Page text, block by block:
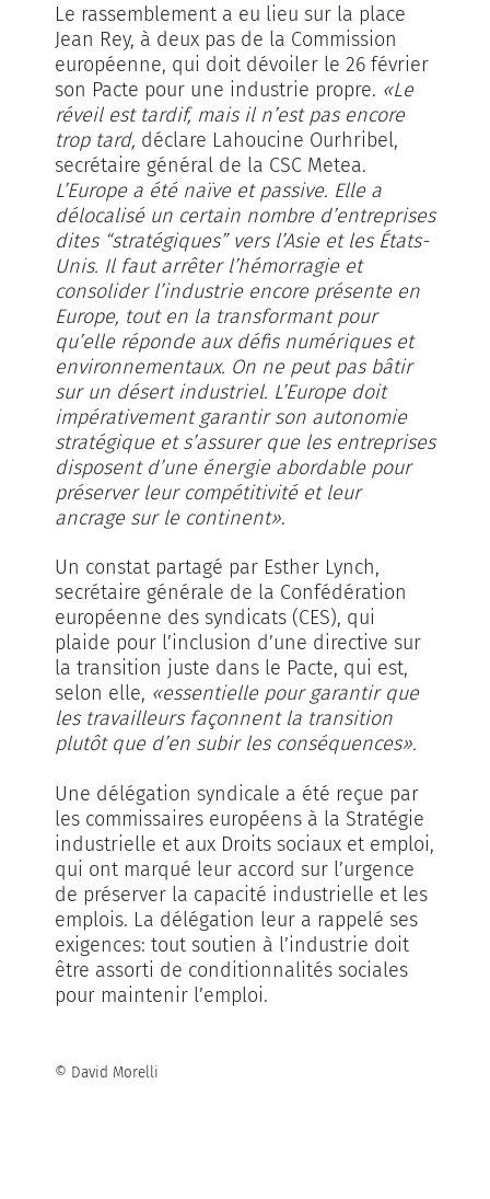
Le rassemblement a eu lieu sur la place
Jean Rey, à deux pas de la Commission
européenne, qui doit dévoiler le 26 février
son Pacte pour une industrie propre. «Le
réveil est tardif, mais il n’est pas encore
trop tard, déclare Lahoucine Ourhribel,
secrétaire général de la CSC Metea.
L’Europe a été naïve et passive. Elle a
délocalisé un certain nombre d’entreprises
dites “stratégiques” vers l’Asie et les États-
Unis. Il faut arrêter l’hémorragie et
consolider l’industrie encore présente en
Europe, tout en la transformant pour
qu’elle réponde aux défis numériques et
environnementaux. On ne peut pas bâtir
sur un désert industriel. L’Europe doit
impérativement garantir son autonomie
stratégique et s’assurer que les entreprises
disposent d’une énergie abordable pour
préserver leur compétitivité et leur
ancrage sur le continent».
Un constat partagé par Esther Lynch,
secrétaire générale de la Confédération
européenne des syndicats (CES), qui
plaide pour l’inclusion d’une directive sur
la transition juste dans le Pacte, qui est,
selon elle, «essentielle pour garantir que
les travailleurs façonnent la transition
plutôt que d’en subir les conséquences».
Une délégation syndicale a été reçue par
les commissaires européens à la Stratégie
industrielle et aux Droits sociaux et emploi,
qui ont marqué leur accord sur l’urgence
de préserver la capacité industrielle et les
emplois. La délégation leur a rappelé ses
exigences: tout soutien à l’industrie doit
être assorti de conditionnalités sociales
pour maintenir l’emploi.
© David Morelli